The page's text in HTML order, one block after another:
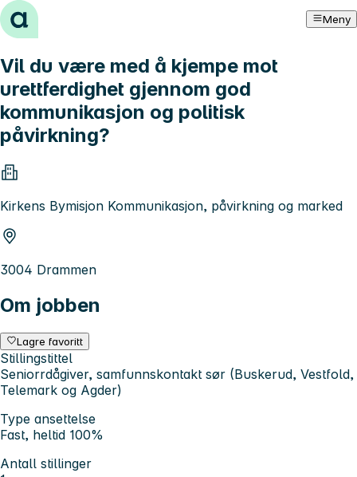
Hopp til innhold Meny
Vil du være med å kjempe mot
urettferdighet gjennom god
kommunikasjon og politisk
påvirkning?
Kirkens Bymisjon Kommunikasjon, påvirkning og marked
3004 Drammen
Om jobben
Lagre favoritt
Stillingstittel
Seniorrdågiver, samfunnskontakt sør (Buskerud, Vestfold,
Telemark og Agder)
Type ansettelse
Fast, heltid 100%
Antall stillinger